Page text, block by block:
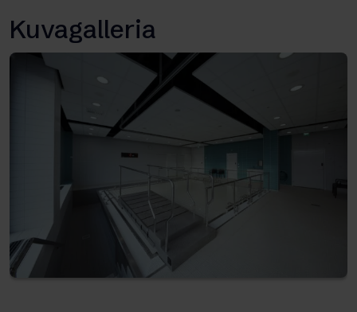
Kuvagalleria